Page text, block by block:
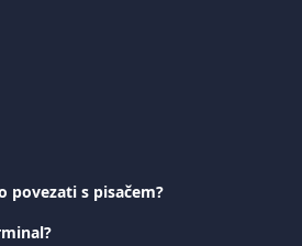
povezati s pisačem?